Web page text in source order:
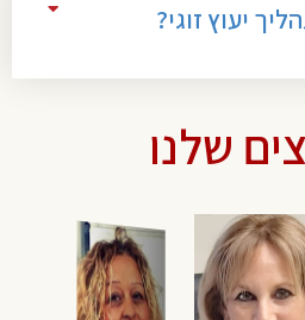
יעוץ זוגי?
שלנו